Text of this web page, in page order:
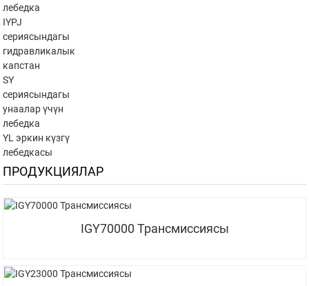
лебедка
IYPJ
сериясындагы
гидравликалык
капстан
SY
сериясындагы
унаалар үчүн
лебедка
YL эркин күзгү
лебедкасы
ПРОДУКЦИЯЛАР
IGY70000 Трансмиссиясы